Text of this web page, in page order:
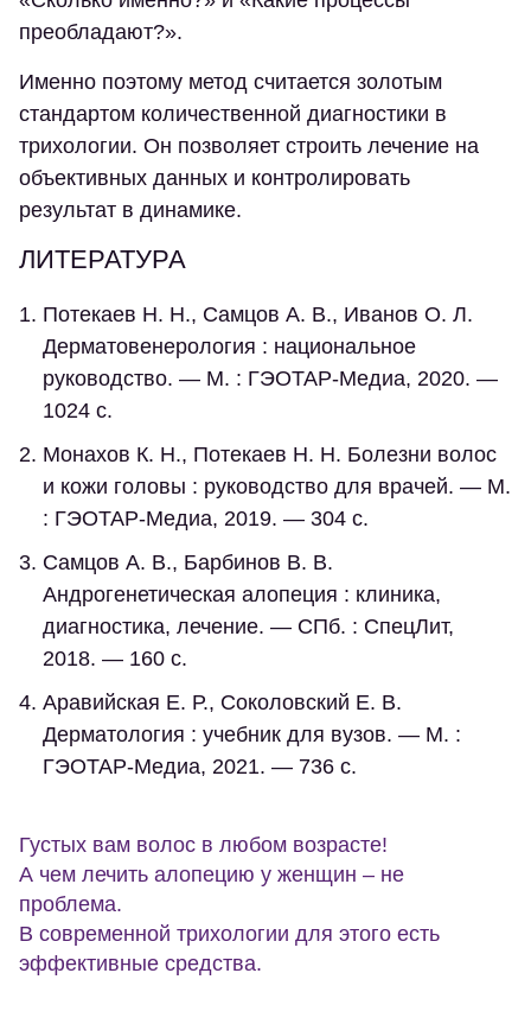
преобладают?».
Именно поэтому метод считается золотым
стандартом количественной диагностики в
трихологии. Он позволяет строить лечение на
объективных данных и контролировать
результат в динамике.
ЛИТЕРАТУРА
Потекаев Н. Н., Самцов А. В., Иванов О. Л.
Дерматовенерология : национальное
руководство. — М. : ГЭОТАР-Медиа, 2020. —
1024 с.
Монахов К. Н., Потекаев Н. Н. Болезни волос
и кожи головы : руководство для врачей. — М.
: ГЭОТАР-Медиа, 2019. — 304 с.
Самцов А. В., Барбинов В. В.
Андрогенетическая алопеция : клиника,
диагностика, лечение. — СПб. : СпецЛит,
2018. — 160 с.
Аравийская Е. Р., Соколовский Е. В.
Дерматология : учебник для вузов. — М. :
ГЭОТАР-Медиа, 2021. — 736 с.
Густых вам волос в любом возрасте!
А чем лечить алопецию у женщин – не
проблема.
В современной трихологии для этого есть
эффективные средства.